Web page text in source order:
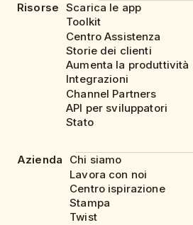
Risorse Scarica le app
Toolkit
Centro Assistenza
Storie dei clienti
Aumenta la produttività
Integrazioni
Channel Partners
API per sviluppatori
Stato
Azienda
Chi siamo
Lavora con noi
Centro ispirazione
Stampa
Twist